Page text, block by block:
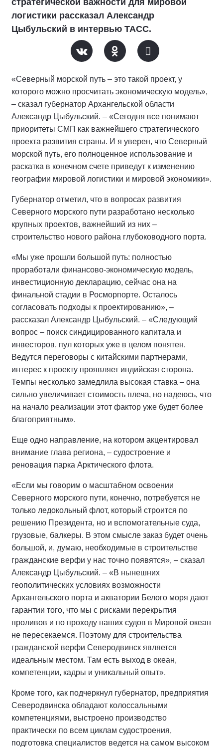
стратегической важности для мировой
логистики рассказал Александр
Цыбульский в интервью ТАСС.
«Северный морской путь – это такой проект, у
которого можно просчитать экономическую модель»,
– сказал губернатор Архангельской области
Александр Цыбульский. – «Сегодня все понимают
приоритеты СМП как важнейшего стратегического
проекта развития страны. И я уверен, что Северный
морской путь, его полноценное использование и
раскатка в конечном счете приведут к изменению
географии мировой логистики и мировой экономики».
Губернатор отметил, что в вопросах развития
Северного морского пути разработано несколько
крупных проектов, важнейший из них –
строительство нового района глубоководного порта.
«Мы уже прошли большой путь: полностью
проработали финансово-экономическую модель,
инвестиционную декларацию, сейчас она на
финальной стадии в Росморпорте. Осталось
согласовать подходы к проектированию», –
рассказал Александр Цыбульский. – «Следующий
вопрос – поиск синдицированного капитала и
инвесторов, пул которых уже в целом понятен.
Ведутся переговоры с китайскими партнерами,
интерес к проекту проявляет индийская сторона.
Темпы несколько замедлила высокая ставка – она
сильно увеличивает стоимость плеча, но надеюсь, что
на начало реализации этот фактор уже будет более
благоприятным».
Еще одно направление, на котором акцентировал
внимание глава региона, – судостроение и
реновация парка Арктического флота.
«Если мы говорим о масштабном освоении
Северного морского пути, конечно, потребуется не
только ледокольный флот, который строится по
решению Президента, но и вспомогательные суда,
грузовые, балкеры. В этом смысле заказ будет очень
большой, и, думаю, необходимые в строительстве
гражданские верфи у нас точно появятся», – сказал
Александр Цыбульский. – «В нынешних
геополитических условиях возможности
Архангельского порта и акватории Белого моря дают
гарантии того, что мы с рисками перекрытия
проливов и по проходу наших судов в Мировой океан
не пересекаемся. Поэтому для строительства
гражданской верфи Северодвинск является
идеальным местом. Там есть выход в океан,
компетенции, кадры и уникальный опыт».
Кроме того, как подчеркнул губернатор, предприятия
Северодвинска обладают колоссальными
компетенциями, выстроено производство
практически по всем циклам судостроения,
подготовка специалистов ведется на самом высоком